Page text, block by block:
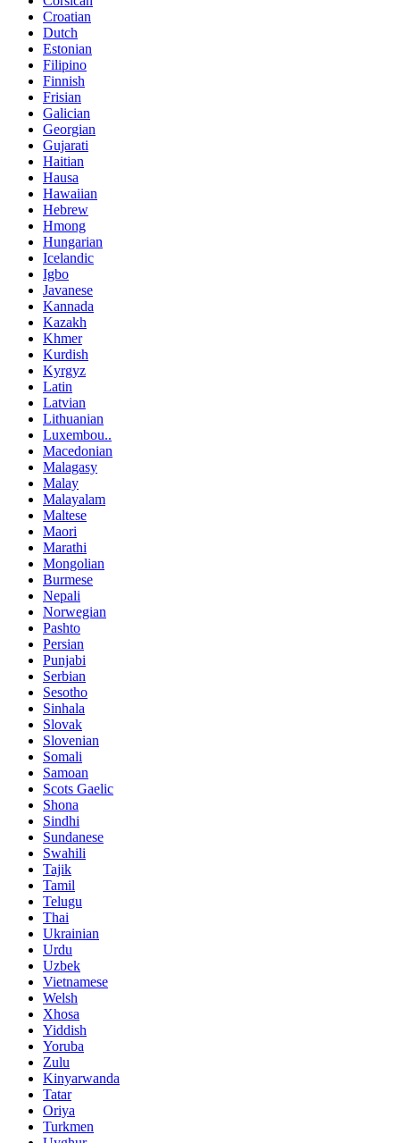
Croatian
Dutch
Estonian
Filipino
Finnish
Frisian
Galician
Georgian
Gujarati
Haitian
Hausa
Hawaiian
Hebrew
Hmong
Hungarian
Icelandic
Igbo
Javanese
Kannada
Kazakh
Khmer
Kurdish
Kyrgyz
Latin
Latvian
Lithuanian
Luxembou..
Macedonian
Malagasy
Malay
Malayalam
Maltese
Maori
Marathi
Mongolian
Burmese
Nepali
Norwegian
Pashto
Persian
Punjabi
Serbian
Sesotho
Sinhala
Slovak
Slovenian
Somali
Samoan
Scots Gaelic
Shona
Sindhi
Sundanese
Swahili
Tajik
Tamil
Telugu
Thai
Ukrainian
Urdu
Uzbek
Vietnamese
Welsh
Xhosa
Yiddish
Yoruba
Zulu
Kinyarwanda
Tatar
Oriya
Turkmen